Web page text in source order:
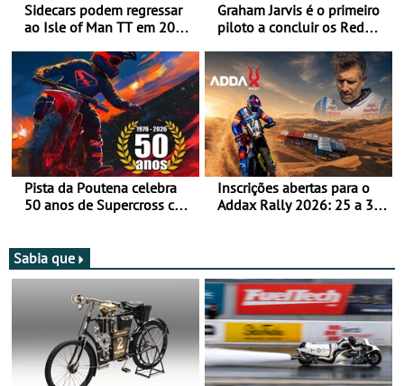
Sidecars podem regressar
ao Isle of Man TT em 2027
Graham Jarvis é o primeiro
piloto a concluir os Red
moto elétrica
Pista da Poutena celebra
50 anos de Supercross com
Inscrições abertas para o
Addax Rally 2026: 25 a 30
Sabia que